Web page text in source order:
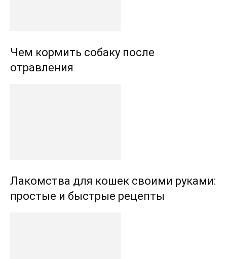
Чем кормить собаку после
отравления
Лакомства для кошек своими руками:
простые и быстрые рецепты